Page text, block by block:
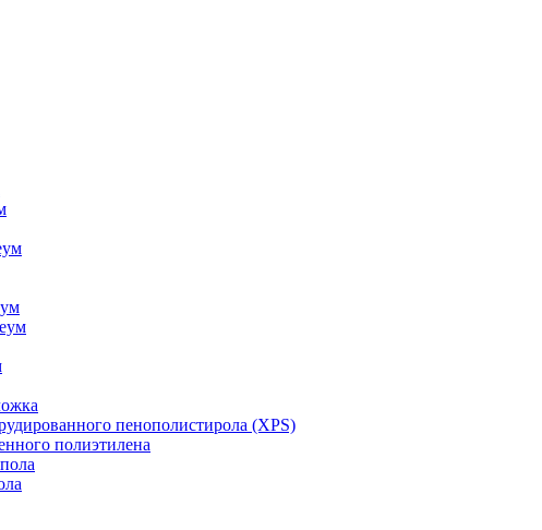
пенополистирола (XPS)
полиэтилена